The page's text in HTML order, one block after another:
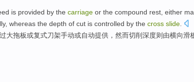
is provided by the carriage or the compound rest, either
whereas the depth of cut is controlled by the cross slide.
大拖板或复式刀架手动或自动提供， 然而切削深度则由横向滑